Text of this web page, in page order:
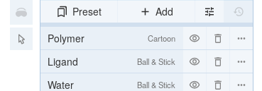
Preset
Add
Polymer
Cartoon
Ligand Ball & Stick
Water Ball & Stick